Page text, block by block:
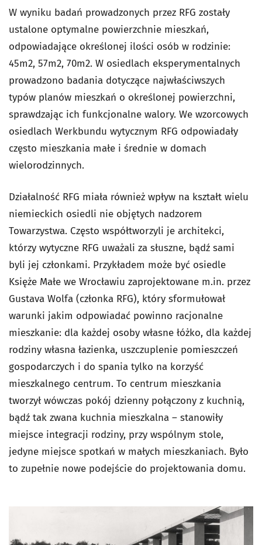
W wyniku badań prowadzonych przez RFG zostały
ustalone optymalne powierzchnie mieszkań,
odpowiadające określonej ilości osób w rodzinie:
45m2, 57m2, 70m2. W osiedlach eksperymentalnych
prowadzono badania dotyczące najwłaściwszych
typów planów mieszkań o określonej powierzchni,
sprawdzając ich funkcjonalne walory. We wzorcowych
osiedlach Werkbundu wytycznym RFG odpowiadały
często mieszkania małe i średnie w domach
wielorodzinnych.
Działalność RFG miała również wpływ na kształt wielu
niemieckich osiedli nie objętych nadzorem
Towarzystwa. Często współtworzyli je architekci,
którzy wytyczne RFG uważali za słuszne, bądź sami
byli jej członkami. Przykładem może być osiedle
Księże Małe we Wrocławiu zaprojektowane m.in. przez
Gustava Wolfa (członka RFG), który sformułował
warunki jakim odpowiadać powinno racjonalne
mieszkanie: dla każdej osoby własne łóżko, dla każdej
rodziny własna łazienka, uszczuplenie pomieszczeń
gospodarczych i do spania tylko na korzyść
mieszkalnego centrum. To centrum mieszkania
tworzył wówczas pokój dzienny połączony z kuchnią,
bądź tak zwana kuchnia mieszkalna – stanowiły
miejsce integracji rodziny, przy wspólnym stole,
jedyne miejsce spotkań w małych mieszkaniach. Było
to zupełnie nowe podejście do projektowania domu.